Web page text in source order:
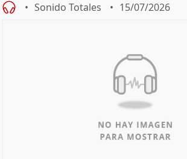
Sonido Totales 15/07/2026